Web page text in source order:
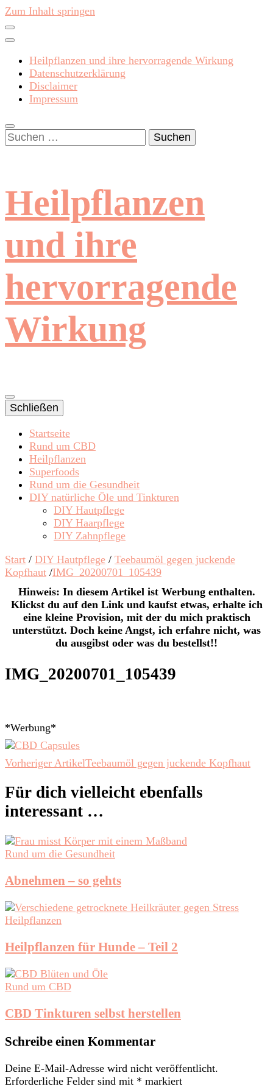
Zum Inhalt springen
Heilpflanzen und ihre hervorragende Wirkung
Datenschutzerklärung
Disclaimer
Impressum
Suchen
nach:
Heilpflanzen
und ihre
hervorragende
Wirkung
Schließen
Startseite
Rund um CBD
Heilpflanzen
Superfoods
Rund um die Gesundheit
DIY natürliche Öle und Tinkturen
DIY Hautpflege
DIY Haarpflege
DIY Zahnpflege
Start / DIY Hautpflege / Teebaumöl gegen juckende
Kopfhaut /IMG_20200701_105439
Hinweis: In diesem Artikel ist Werbung enthalten.
Klickst du auf den Link und kaufst etwas, erhalte ich
eine kleine Provision, mit der du mich praktisch
unterstützt. Doch keine Angst, ich erfahre nicht, was
du ausgibst oder was du bestellst!!
IMG_20200701_105439
*Werbung*
Beitragsnavigation
Vorheriger ArtikelTeebaumöl gegen juckende Kopfhaut
Für dich vielleicht ebenfalls
interessant …
Rund um die Gesundheit
Abnehmen – so gehts
Heilpflanzen
Heilpflanzen für Hunde – Teil 2
Rund um CBD
CBD Tinkturen selbst herstellen
Schreibe einen Kommentar
Deine E-Mail-Adresse wird nicht veröffentlicht.
Erforderliche Felder sind mit * markiert